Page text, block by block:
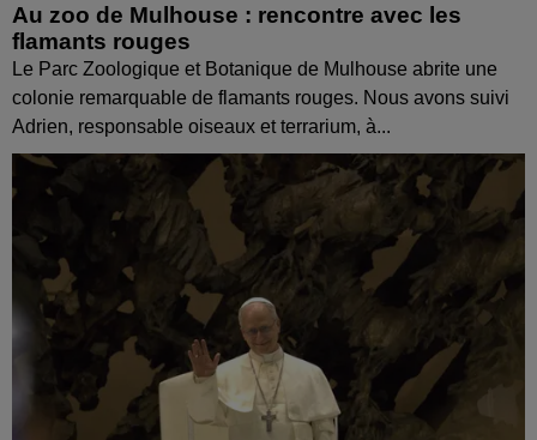
Au zoo de Mulhouse : rencontre avec les
flamants rouges
Le Parc Zoologique et Botanique de Mulhouse abrite une
colonie remarquable de flamants rouges. Nous avons suivi
Adrien, responsable oiseaux et terrarium, à...